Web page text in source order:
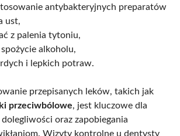
antybakteryjnych preparatów
ust,
z palenia tytoniu,
alkoholu,
i lepkich potraw.
przepisanych leków, takich jak
przeciwbólowe, jest kluczowe dla
oraz zapobiegania
Wizyty kontrolne u dentysty